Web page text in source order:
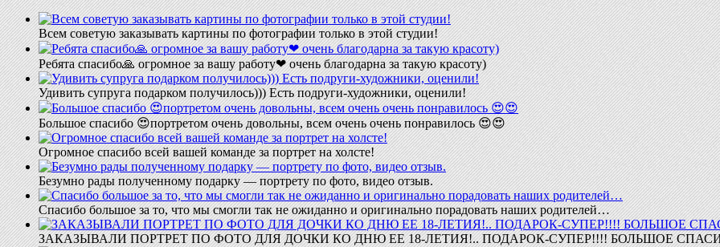
Всем советую заказывать картины по фотографии только в этой студии!
Ребята спасибо🙏 огромное за вашу работу❤ очень благодарна за такую красоту)
Удивить супруга подарком получилось))) Есть подруги-художники, оценили!
Большое спасибо 😍портретом очень довольны, всем очень очень понравилось 😍😍
Огромное спасибо всей вашей команде за портрет на холсте!
Безумно рады полученному подарку — портрету по фото, видео отзыв.
Спасибо большое за то, что мы смогли так не ожиданно и оригинально порадовать наших родителей…
ЗАКАЗЫВАЛИ ПОРТРЕТ ПО ФОТО ДЛЯ ДОЧКИ КО ДНЮ ЕЕ 18-ЛЕТИЯ!.. ПОДАРОК-СУПЕР!!!! БОЛЬШОЕ